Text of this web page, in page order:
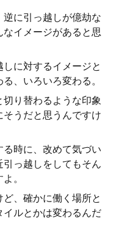
に引っ越しが億劫な
イメージがあると思
に対するイメージと
、いろいろ変わる。
り替わるような印象
うだと思うんですけ
時に、改めて気づい
っ越しをしてもそん
。
、確かに働く場所と
ルとかは変わるんだ